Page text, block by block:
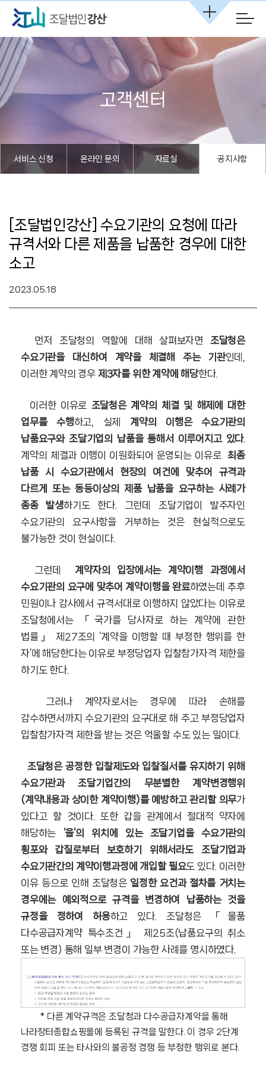
본문 바로가기
고객센터
서비스 신청 온라인 문의 자료실 공지사항
[조달법인강산] 수요기관의 요청에 따라
규격서와 다른 제품을 납품한 경우에 대한
소고
2023.05.18
먼저 조달청의 역할에 대해 살펴보자면 조달청은
수요기관을 대신하여 계약을 체결해 주는 기관인데,
이러한 계약의 경우 제3자를 위한 계약에 해당한다.
이러한 이유로 조달청은 계약의 체결 및 해제에 대한
업무를 수행하고, 실제 계약의 이행은 수요기관의
납품요구와 조달기업의 납품을 통해서 이루어지고 있다.
계약의 체결과 이행이 이원화되어 운영되는 이유로최종
납품 시 수요기관에서 현장의 여건에 맞추어 규격과
다르게 또는 동등이상의 제품 납품을 요구하는 사례가
종종 발생하기도 한다. 그런데 조달기업이 발주자인
수요기관의 요구사항을 거부하는 것은 현실적으로도
불가능한 것이 현실이다.
그런데
계약자의 입장에서는 계약이행 과정에서
수요기관의 요구에 맞추어 계약이행을 완료하였는데 추후
민원이나 감사에서 규격서대로 이행하지 않았다는 이유로
조달청에서는 「국가를 당사자로 하는 계약에 관한
법률」 제27조의 ‘계약을 이행할 때 부정한 행위를 한
자’에 해당한다는 이유로 부정당업자 입찰참가자격 제한을
하기도 한다.
그러나 계약자로서는 경우에 따라 손해를
감수하면서까지 수요기관의 요구대로 해 주고 부정당업자
입찰참가자격 제한을 받는 것은 억울할 수도 있는 일이다.
조달청은 공정한 입찰제도와 입찰질서를 유지하기 위해
수요기관과 조달기업간의 무분별한 계약변경행위
(계약내용과 상이한 계약이행)를 예방하고 관리할 의무가
있다고 할 것이다. 또한 갑을 관계에서 절대적 약자에
해당하는 ‘을’의 위치에 있는 조달기업을 수요기관의
횡포와 갑질로부터 보호하기 위해서라도 조달기업과
수요기관간의 계약이행과정에 개입할 필요도 있다. 이러한
이유 등으로 인해 조달청은 일정한 요건과 절차를 거치는
경우에는 예외적으로 규격을 변경하여 납품하는 것을
규정을 정하여 허용하고 있다. 조달청은 「물품
다수공급자계약 특수조건」 제25조(납품요구의 취소
또는 변경) 통해 일부 변경이 가능한 사례를 명시하였다.
* 다른 계약규격은 조달청과 다수공급자계약을 통해
나라장터종합쇼핑몰에 등록된 규격을 말한다. 이 경우 2단계
경쟁 회피 또는 타사와의 불공정 경쟁 등 부정한 행위로 본다.